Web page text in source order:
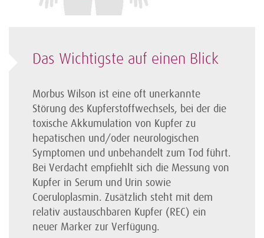
Das Wichtigste auf einen Blick
Morbus Wilson ist eine oft unerkannte
Störung des Kupferstoffwechsels, bei der die
toxische Akkumulation von Kupfer zu
hepatischen und/oder neurologischen
Symptomen und unbehandelt zum Tod führt.
Bei Verdacht empfiehlt sich die Messung von
Kupfer in Serum und Urin sowie
Coeruloplasmin. Zusätzlich steht mit dem
relativ austauschbaren Kupfer (REC) ein
neuer Marker zur Verfügung.